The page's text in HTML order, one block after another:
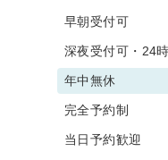
早朝受付可
深夜受付可・24
年中無休
完全予約制
当日予約歓迎